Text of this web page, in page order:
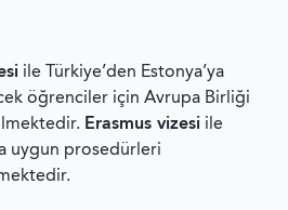
ile Türkiye’den Estonya’ya
öğrenciler için Avrupa Birliği
Erasmus vizesi ile
uygun prosedürleri